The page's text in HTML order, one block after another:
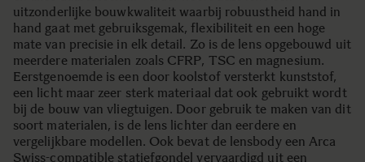
uitzonderlijke bouwkwaliteit waarbij robuustheid hand in
hand gaat met gebruiksgemak, flexibiliteit en een hoge
mate van precisie in elk detail. Zo is de lens opgebouwd uit
meerdere materialen zoals CFRP, TSC en magnesium.
Eerstgenoemde is een door koolstof versterkt kunststof,
een licht maar zeer sterk materiaal dat ook gebruikt wordt
bij de bouw van vliegtuigen. Door gebruik te maken van dit
soort materialen, is de lens lichter dan eerdere en
vergelijkbare modellen. Ook bevat de lensbody een Arca
Swiss-compatible statiefgondel vervaardigd uit een